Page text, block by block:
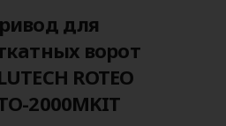
для
ворот
ROTEO
2000MKIT